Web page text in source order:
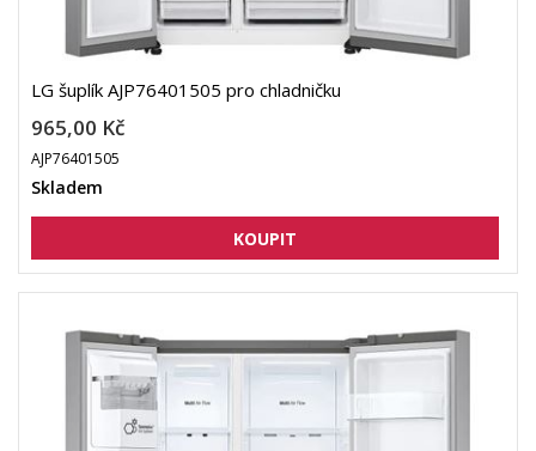
LG šuplík AJP76401505 pro chladničku
965,00 Kč
AJP76401505
Skladem